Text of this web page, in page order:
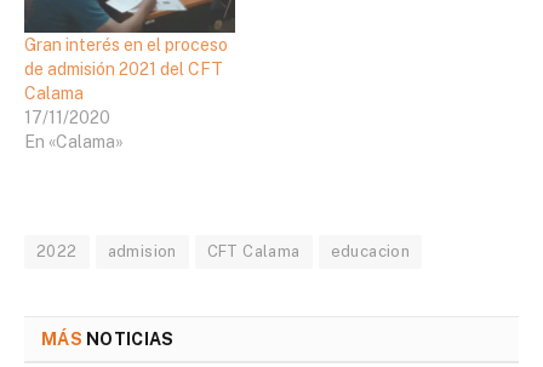
Gran interés en el proceso
de admisión 2021 del CFT
Calama
17/11/2020
En «Calama»
2022 admision CFT Calama educacion
MÁS NOTICIAS